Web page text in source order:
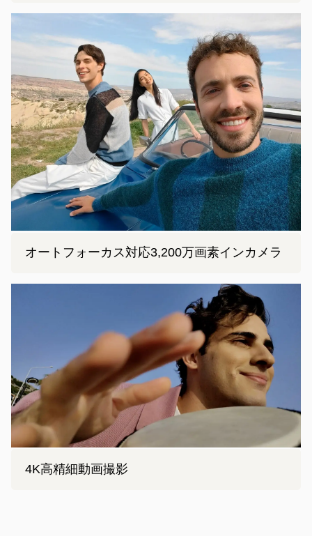
オートフォーカス対応3,200万画素インカメラ
4K高精細動画撮影